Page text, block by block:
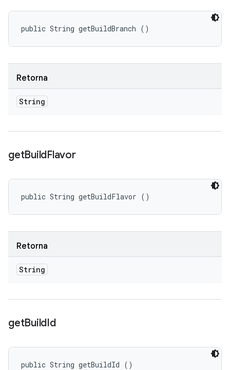
public String getBuildBranch ()
Retorna
String
getBuildFlavor
public String getBuildFlavor ()
Retorna
String
getBuildId
public String getBuildId ()